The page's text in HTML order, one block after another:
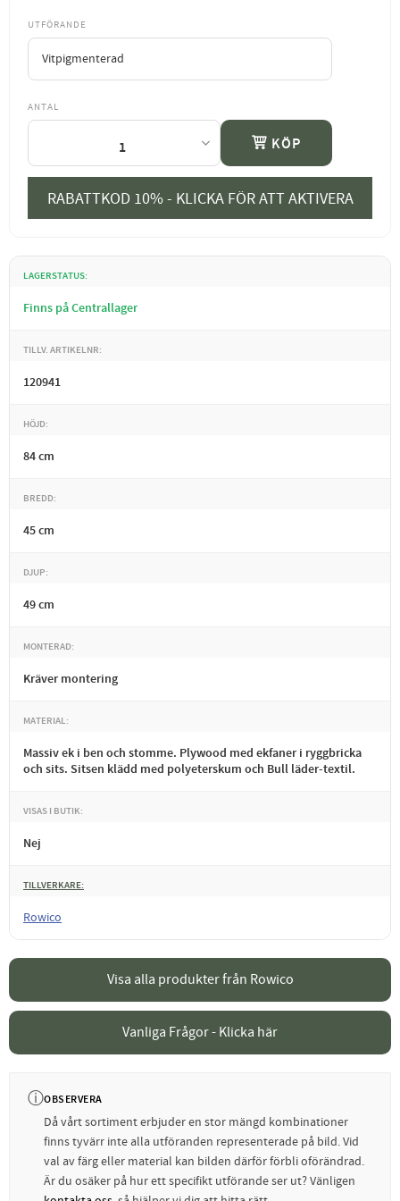
UTFÖRANDE
ANTAL
KÖP
RABATTKOD 10% - KLICKA FÖR ATT AKTIVERA
LAGERSTATUS
Finns på Centrallager
TILLV. ARTIKELNR
120941
HÖJD
84 cm
BREDD
45 cm
DJUP
49 cm
MONTERAD
Kräver montering
MATERIAL
Massiv ek i ben och stomme. Plywood med ekfaner i ryggbricka
och sits. Sitsen klädd med polyeterskum och Bull läder-textil.
VISAS I BUTIK
Nej
TILLVERKARE
Rowico
Visa alla produkter från Rowico
Vanliga Frågor - Klicka här
ⓘOBSERVERA
Då vårt sortiment erbjuder en stor mängd kombinationer
finns tyvärr inte alla utföranden representerade på bild. Vid
val av färg eller material kan bilden därför förbli oförändrad.
Är du osäker på hur ett specifikt utförande ser ut? Vänligen